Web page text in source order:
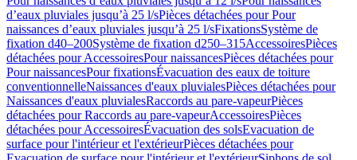
d’eaux pluviales jusqu’à 25 l/sPièces détachées pour Pour
naissances d’eaux pluviales jusqu’à 25 l/sFixationsSystème de
fixation d40–200Système de fixation d250–315AccessoiresPièces
détachées pour AccessoiresPour naissancesPièces détachées pour
Pour naissancesPour fixationsÉvacuation des eaux de toiture
conventionnelleNaissances d'eaux pluvialesPièces détachées pour
Naissances d'eaux pluvialesRaccords au pare-vapeurPièces
détachées pour Raccords au pare-vapeurAccessoiresPièces
détachées pour AccessoiresÉvacuation des solsEvacuation de
surface pour l'intérieur et l'extérieurPièces détachées pour